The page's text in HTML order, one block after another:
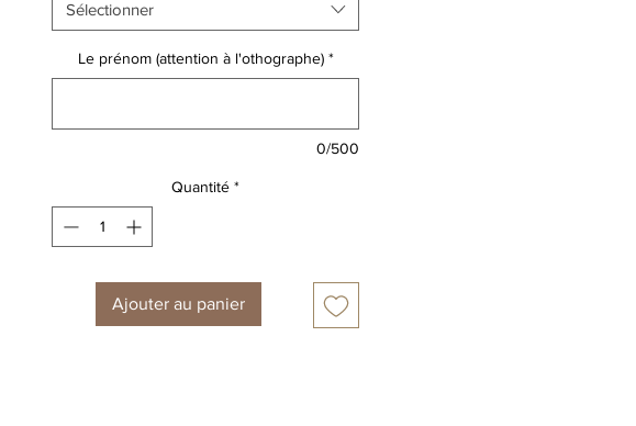
Sélectionner
Le prénom (attention à l'othographe) *
0/500
Quantité *
Ajouter au panier